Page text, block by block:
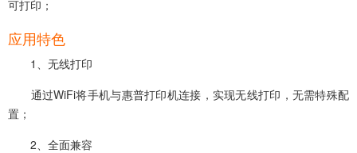
可打印；
应用特色
1、无线打印‌
通过WiFi将手机与惠普打印机连接，实现无线打印，无需特殊配
置；
2、全面兼容‌